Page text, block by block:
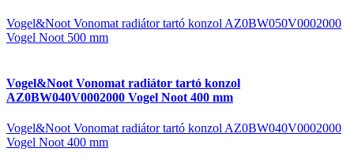
Vogel&Noot Vonomat radiátor tartó konzol AZ0BW050V0002000
Vogel Noot 500 mm
Vogel&Noot Vonomat radiátor tartó konzol
AZ0BW040V0002000 Vogel Noot 400 mm
Vogel&Noot Vonomat radiátor tartó konzol AZ0BW040V0002000
Vogel Noot 400 mm